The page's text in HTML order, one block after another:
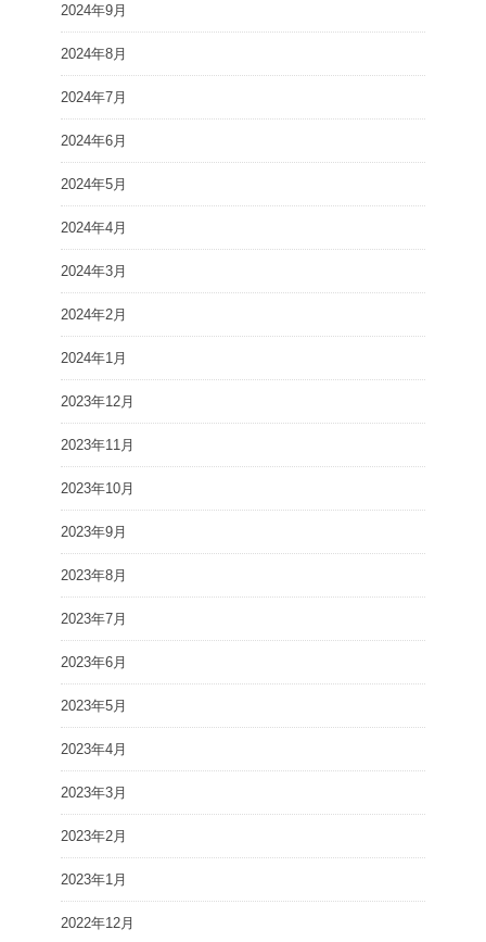
2024年9月
2024年8月
2024年7月
2024年6月
2024年5月
2024年4月
2024年3月
2024年2月
2024年1月
2023年12月
2023年11月
2023年10月
2023年9月
2023年8月
2023年7月
2023年6月
2023年5月
2023年4月
2023年3月
2023年2月
2023年1月
2022年12月